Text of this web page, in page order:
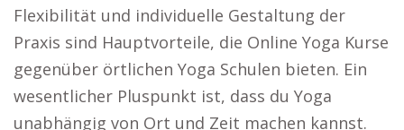
Flexibilität und individuelle Gestaltung der
Praxis sind Hauptvorteile, die Online Yoga Kurse
gegenüber örtlichen Yoga Schulen bieten. Ein
wesentlicher Pluspunkt ist, dass du Yoga
unabhängig von Ort und Zeit machen kannst.